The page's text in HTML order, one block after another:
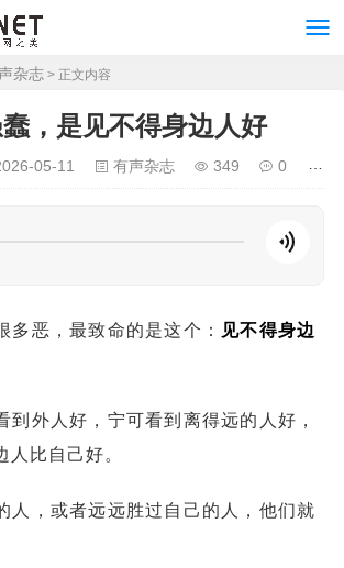
杂志 > 正文内容
，是见不得身边人好
05-11 有声杂志 349 0
多恶，最致命的是这个：
见不得身边
到外人好，宁可看到离得远的人好，
人比自己好。
人，或者远远胜过自己的人，他们就